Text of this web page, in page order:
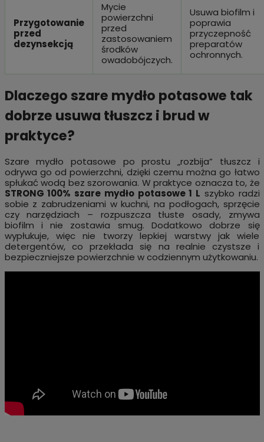
Przygotowanie
przed
dezynsekcją
Mycie
powierzchni
przed
zastosowaniem
środków
owadobójczych.
Usuwa biofilm i
poprawia
przyczepność
preparatów
ochronnych.
Dlaczego szare mydło potasowe tak
dobrze usuwa tłuszcz i brud w
praktyce?
Szare mydło potasowe po prostu „rozbija” tłuszcz i
odrywa go od powierzchni, dzięki czemu można go łatwo
spłukać wodą bez szorowania. W praktyce oznacza to, że
STRONG 100% szare mydło potasowe 1 L szybko radzi
sobie z zabrudzeniami w kuchni, na podłogach, sprzęcie
czy narzędziach – rozpuszcza tłuste osady, zmywa
biofilm i nie zostawia smug. Dodatkowo dobrze się
wypłukuje, więc nie tworzy lepkiej warstwy jak wiele
detergentów, co przekłada się na realnie czystsze i
bezpieczniejsze powierzchnie w codziennym użytkowaniu.